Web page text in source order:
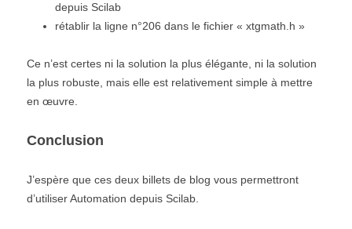
depuis Scilab
rétablir la ligne n°206 dans le fichier « xtgmath.h »
Ce n’est certes ni la solution la plus élégante, ni la solution
la plus robuste, mais elle est relativement simple à mettre
en œuvre.
Conclusion
J’espère que ces deux billets de blog vous permettront
d’utiliser Automation depuis Scilab.